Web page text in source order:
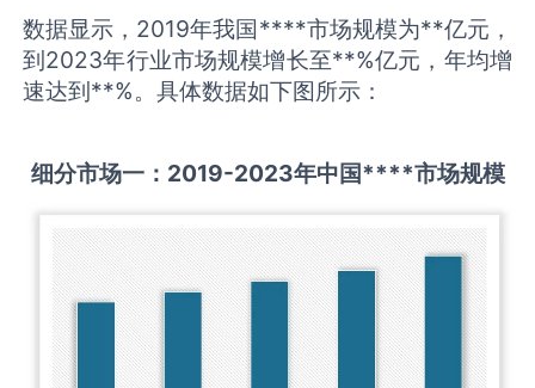
数据显示，2019年我国****市场规模为**亿元，
到2023年行业市场规模增长至**%亿元，年均增
速达到**%。具体数据如下图所示：
细分市场一： 2019-2023年中国****市场规模